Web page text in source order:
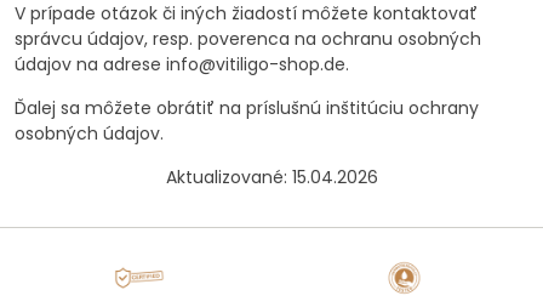
V prípade otázok či iných žiadostí môžete kontaktovať
správcu údajov, resp. poverenca na ochranu osobných
údajov na adrese info@vitiligo-shop.de.
Ďalej sa môžete obrátiť na príslušnú inštitúciu ochrany
osobných údajov.
Aktualizované: 15.04.2026